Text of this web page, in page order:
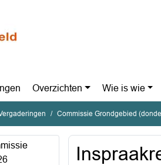
Overzichten Wie is wie
Commissie Grondgebied